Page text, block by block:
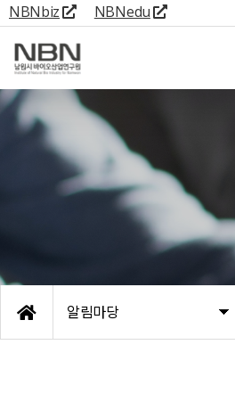
NBNbiz NBNedu
알림마당